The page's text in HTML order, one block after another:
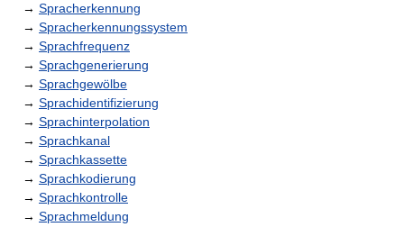
→ Spracherkennung
→ Spracherkennungssystem
→ Sprachfrequenz
→ Sprachgenerierung
→ Sprachgewölbe
→ Sprachidentifizierung
→ Sprachinterpolation
→ Sprachkanal
→ Sprachkassette
→ Sprachkodierung
→ Sprachkontrolle
→ Sprachmeldung